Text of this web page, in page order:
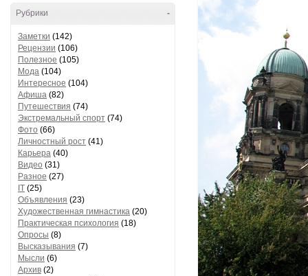
-
Рубрики
Заметки (142)
Рецензии (106)
Полезное (105)
Мода (104)
Интересное (104)
Афиша (82)
Путешествия (74)
Экстремальный спорт (74)
Фото (66)
Личностный рост (41)
Карьера (40)
Видео (31)
Разное (27)
IT (25)
Объявления (23)
Художественная гимнастика (20)
Практическая психология (18)
Опросы (8)
Высказывания (7)
Мысли (6)
Архив (2)